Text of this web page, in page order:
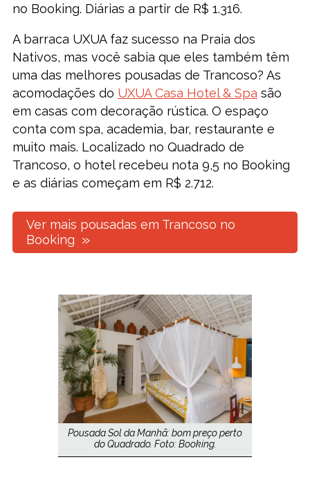
no Booking. Diárias a partir de R$ 1.316.
A barraca UXUA faz sucesso na Praia dos
Nativos, mas você sabia que eles também têm
uma das melhores pousadas de Trancoso? As
acomodações do UXUA Casa Hotel & Spa são
em casas com decoração rústica. O espaço
conta com spa, academia, bar, restaurante e
muito mais. Localizado no Quadrado de
Trancoso, o hotel recebeu nota 9,5 no Booking
e as diárias começam em R$ 2.712.
Ver mais pousadas em Trancoso no
Booking
Pousada Sol da Manhã: bom preço perto
do Quadrado. Foto: Booking.